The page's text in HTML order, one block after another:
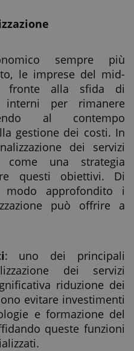
sempre più
le imprese del mid-
fronte alla sfida di
interni per rimanere
al contempo
gestione dei costi. In
dei servizi
come una strategia
questi obiettivi. Di
modo approfondito i
può offrire a
: uno dei principali
dei servizi
riduzione dei
evitare investimenti
e formazione del
queste funzioni